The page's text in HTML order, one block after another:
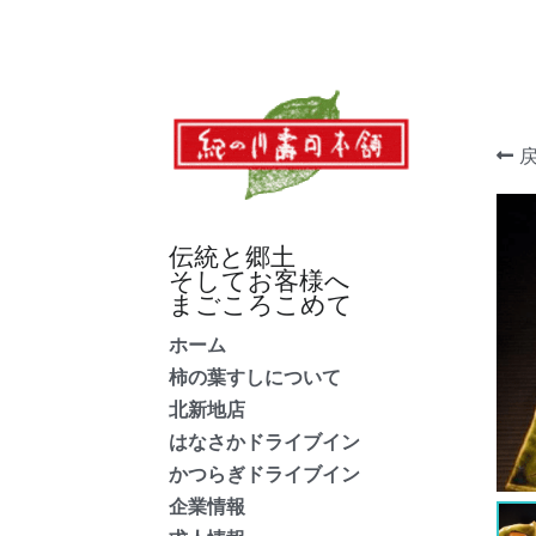
伝統と郷土
そしてお客様へ
まごころこめて
ホーム
柿の葉すしについて
北新地店
はなさかドライブイン
かつらぎドライブイン
企業情報